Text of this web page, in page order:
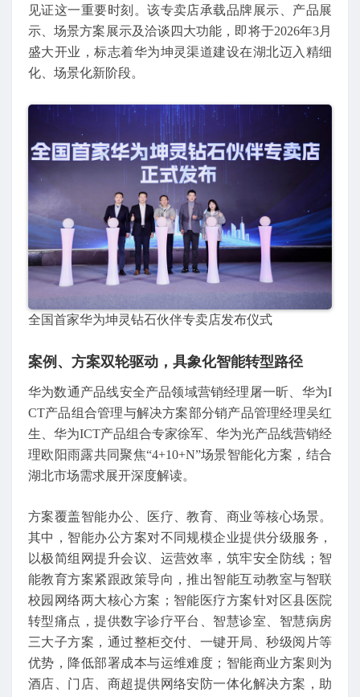
见证这一重要时刻。该专卖店承载品牌展示、产品展
示、场景方案展示及洽谈四大功能，即将于2026年3月
盛大开业，标志着华为坤灵渠道建设在湖北迈入精细
化、场景化新阶段。
全国首家华为坤灵钻石伙伴专卖店发布仪式
案例、方案双轮驱动，具象化智能转型路径
华为数通产品线安全产品领域营销经理屠一昕、华为I
CT产品组合管理与解决方案部分销产品管理经理吴红
生、华为ICT产品组合专家徐军、华为光产品线营销经
理欧阳雨露共同聚焦“4+10+N”场景智能化方案，结合
湖北市场需求展开深度解读。
方案覆盖智能办公、医疗、教育、商业等核心场景。
其中，智能办公方案对不同规模企业提供分级服务，
以极简组网提升会议、运营效率，筑牢安全防线；智
能教育方案紧跟政策导向，推出智能互动教室与智联
校园网络两大核心方案；智能医疗方案针对区县医院
转型痛点，提供数字诊疗平台、智慧诊室、智慧病房
三大子方案，通过整柜交付、一键开局、秒级阅片等
优势，降低部署成本与运维难度；智能商业方案则为
酒店、门店、商超提供网络安防一体化解决方案，助